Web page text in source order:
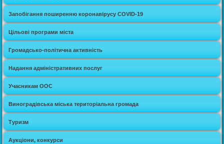
Запобігання поширенню коронавірусу COVID-19
Цільові програми міста
Громадсько-політична активність
Надання адміністративних послуг
Учасникам ООС
Виноградівська міська територіальна громада
Туризм
Аукціони, конкурси